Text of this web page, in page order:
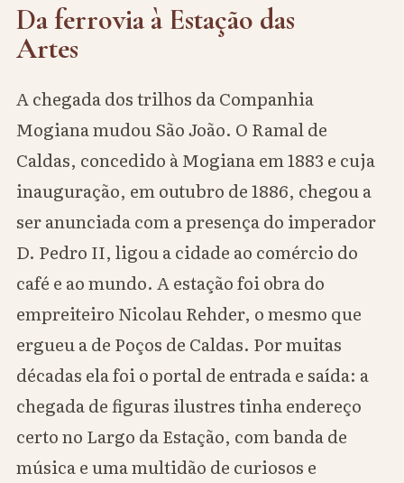
Da ferrovia à Estação das
Artes
A chegada dos trilhos da Companhia
Mogiana mudou São João. O Ramal de
Caldas, concedido à Mogiana em 1883 e cuja
inauguração, em outubro de 1886, chegou a
ser anunciada com a presença do imperador
D. Pedro II, ligou a cidade ao comércio do
café e ao mundo. A estação foi obra do
empreiteiro Nicolau Rehder, o mesmo que
ergueu a de Poços de Caldas. Por muitas
décadas ela foi o portal de entrada e saída: a
chegada de figuras ilustres tinha endereço
certo no Largo da Estação, com banda de
música e uma multidão de curiosos e